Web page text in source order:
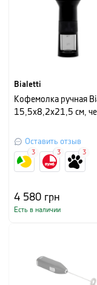
Bialetti
Кофемолка ручная
15,5x8,2x21,5 см,
Оставить отзыв
4 580 грн
Есть в наличии
3 3 3